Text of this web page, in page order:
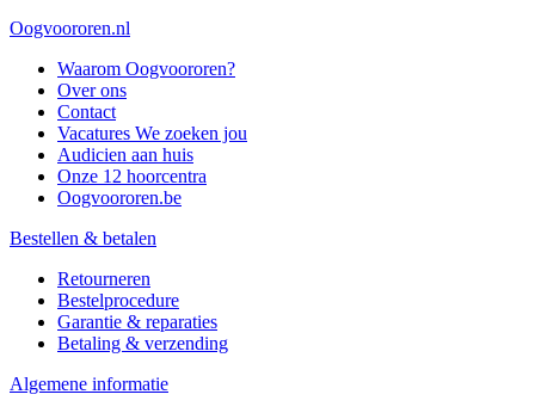
Oogvoororen.nl
Waarom Oogvoororen?
Over ons
Contact
Vacatures We zoeken jou
Audicien aan huis
Onze 12 hoorcentra
Oogvoororen.be
Bestellen & betalen
Retourneren
Bestelprocedure
Garantie & reparaties
Betaling & verzending
Algemene informatie